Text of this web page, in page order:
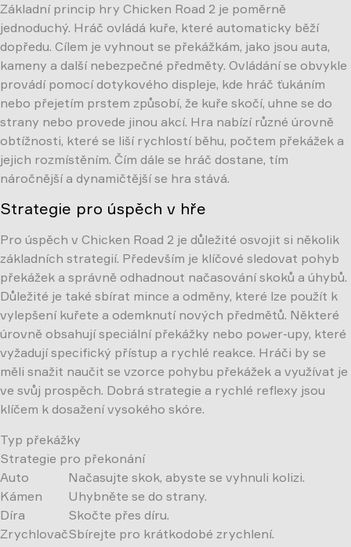
Základní princip hry Chicken Road 2 je poměrně
jednoduchý. Hráč ovládá kuře, které automaticky běží
dopředu. Cílem je vyhnout se překážkám, jako jsou auta,
kameny a další nebezpečné předměty. Ovládání se obvykle
provádí pomocí dotykového displeje, kde hráč ťukáním
nebo přejetím prstem způsobí, že kuře skočí, uhne se do
strany nebo provede jinou akcí. Hra nabízí různé úrovně
obtížnosti, které se liší rychlostí běhu, počtem překážek a
jejich rozmístěním. Čím dále se hráč dostane, tím
náročnější a dynamičtější se hra stává.
Strategie pro úspěch v hře
Pro úspěch v Chicken Road 2 je důležité osvojit si několik
základních strategií. Především je klíčové sledovat pohyb
překážek a správně odhadnout načasování skoků a úhybů.
Důležité je také sbírat mince a odměny, které lze použít k
vylepšení kuřete a odemknutí nových předmětů. Některé
úrovně obsahují speciální překážky nebo power-upy, které
vyžadují specifický přístup a rychlé reakce. Hráči by se
měli snažit naučit se vzorce pohybu překážek a využívat je
ve svůj prospěch. Dobrá strategie a rychlé reflexy jsou
klíčem k dosažení vysokého skóre.
Typ překážky
Strategie pro překonání
Auto
Načasujte skok, abyste se vyhnuli kolizi.
Kámen
Uhybněte se do strany.
Díra
Skočte přes díru.
ZrychlovačSbírejte pro krátkodobé zrychlení.